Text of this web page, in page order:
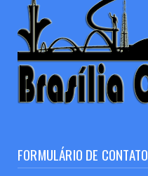
FORMULÁRIO DE CONTATO